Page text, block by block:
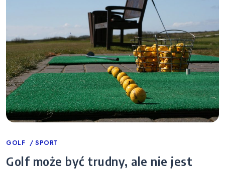
Categories
GOLF SPORT
Golf może być trudny, ale nie jest